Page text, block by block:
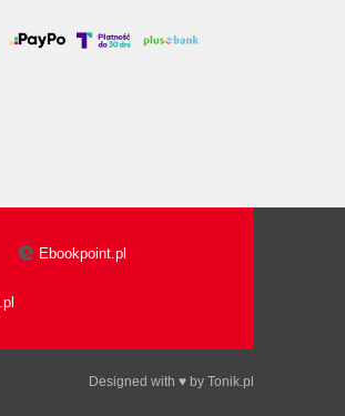
Ebookpoint.pl
Designed with ♥ by Tonik.pl